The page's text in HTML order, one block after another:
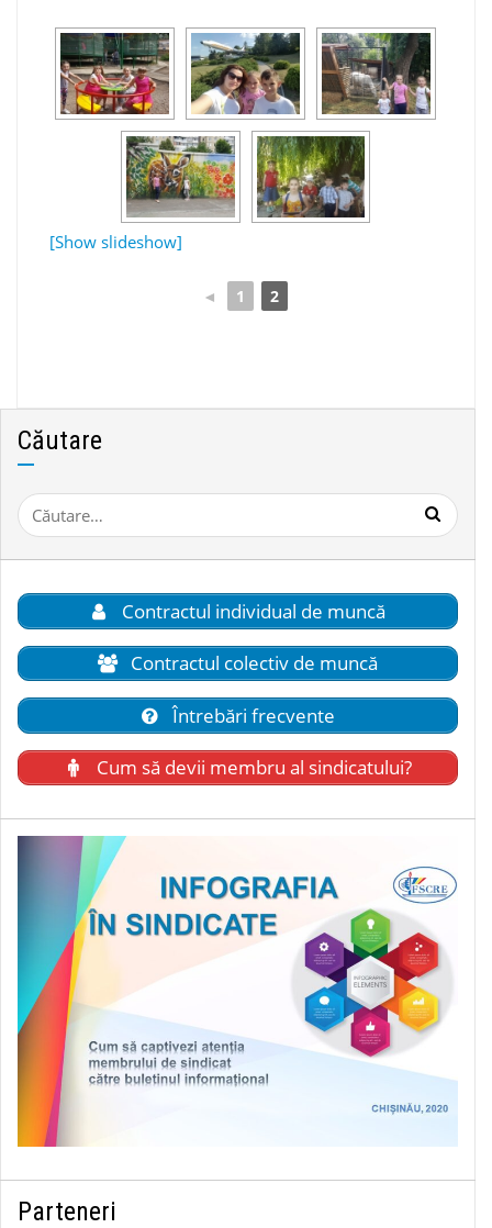
[Show slideshow]
◄ 1 2
Căutare
Caută
după:
Contractul individual de muncă
Contractul colectiv de muncă
Întrebări frecvente
Cum să devii membru al sindicatului?
Parteneri